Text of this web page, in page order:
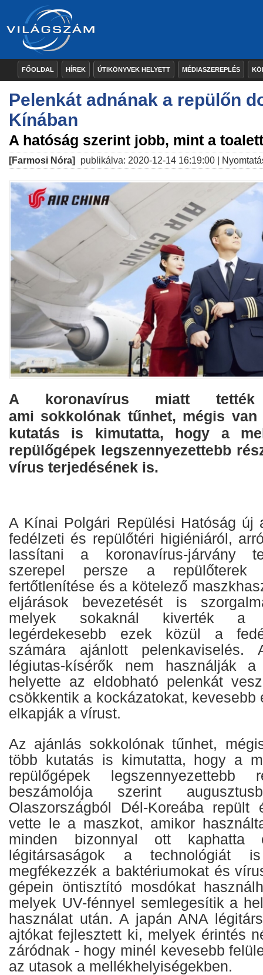
FŐOLDAL HÍREK ÚTIKÖNYVEK HELYETT MÉDIASZEREPLÉS
Pelenkát adnának a repülőn
Kínában
A hatóság szerint jobb, mint a toalett
[Farmosi Nóra] publikálva: 2020-12-14 16:19:00 |
A koronavírus miatt
ami sokkolónak tűnhet, mégis
kutatás is kimutatta, hogy a
repülőgépek legszennyezettebb
vírus terjedésének is.
A Kínai Polgári Repülési Hatóság új
fedélzeti és repülőtéri higiéniáról,
lassítani a koronavírus-járvány
szerepel persze a repülőterek
fertőtlenítése és a kötelező
eljárások bevezetését is
melyek sokaknál kiverték a
legérdekesebb ezek közül a
számára ajánlott
légiutas-kísérők nem használják
helyette az eldobható pelenkát
csökkentik a kockázatokat, kevesebb
elkapják a vírust.
Az ajánlás sokkolónak tűnhet,
több kutatás is kimutatta, hogy a
repülőgépek
beszámolója szerint
Olaszországból Dél-Koreába repült
vette le a maszkot, amikor
minden bizonnyal ott
légitársaságok a technológiát
megfékezzék a baktériumokat és
gépein öntisztító mosdókat
melyek UV-fénnyel semlegesítik a
használat után. A japán ANA
ajtókat fejlesztett ki, melyek érintés
záródnak - hogy minél kevesebb
az utasok a mellékhelyiségekben.